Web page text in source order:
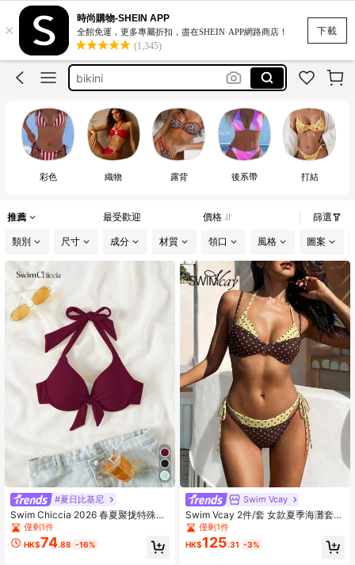
下載
×
時尚購物-SHEIN APP
全館免運，更多專屬折扣，盡在SHEIN·APP網路商店！
(1,345)
traje de baño mujer
motf
bikini
swimsuit
traje de baño mujer
motf
彩色 織物 露背 後系帶 打結
推薦 最受歡迎 價格 篩選
類別 尺寸 成分 材質 領口 風格 圖案
#夏日比基尼
Swim Chiccia 2026 春夏聚拢特殊面
料蝴蝶结吊带酒红色凸显胸部优雅女
士比基尼上衣
僅剩1件
HK$74.88 -16%
Swim Vcay
Swim Vcay 2件/套 女款夏季海灘套
裝，多色隨機印花肩帶上衣 & 比基尼
泳褲，2合1泳裝套裝
僅剩1件
HK$125.31 -3%